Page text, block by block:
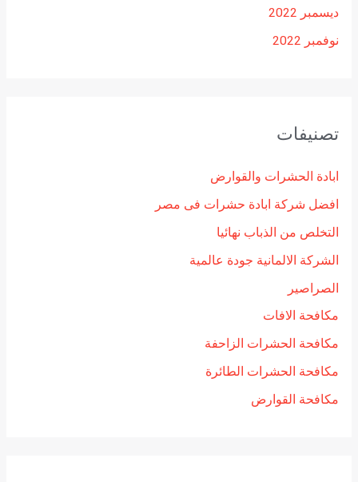
ديسمبر 2022
نوفمبر 2022
تصنيفات
ابادة الحشرات والقوارض
افضل شركة ابادة حشرات فى مصر
التخلص من الذباب نهائيا
الشركة الالمانية جودة عالمية
الصراصير
مكافحة الافات
مكافحة الحشرات الزاحفة
مكافحة الحشرات الطائرة
مكافحة القوارض